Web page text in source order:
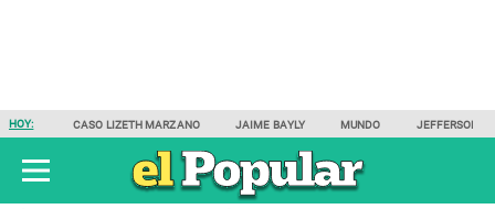
HOY: CASO LIZETH MARZANO JAIME BAYLY MUNDO JEFFERSON